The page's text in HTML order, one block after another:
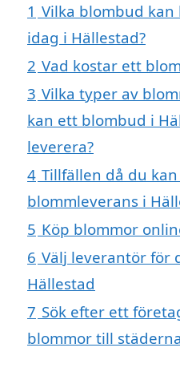
1 Vilka blombud
idag i Hällestad?
2 Vad kostar ett
3 Vilka typer av
kan ett blombud i
leverera?
4 Tillfällen då du
blommleverans i
5 Köp blommor
6 Välj leverantör för
Hällestad
7 Sök efter ett
blommor till